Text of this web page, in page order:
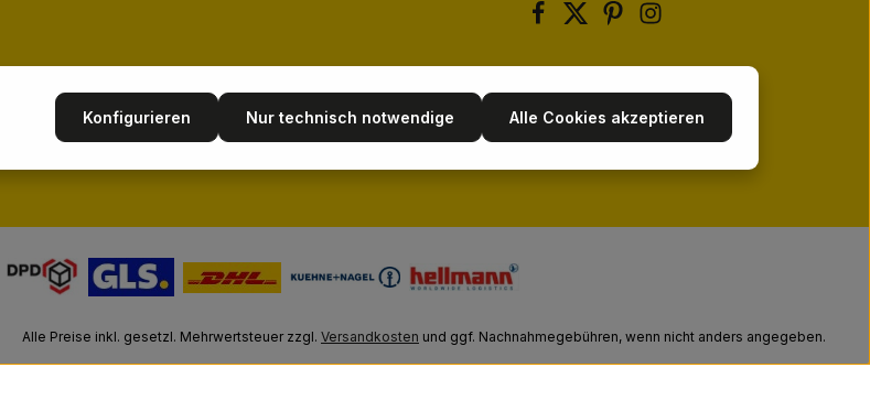
Alle Preise inkl. gesetzl. Mehrwertsteuer zzgl. Versandkosten und ggf. Nachnahmegebühren, wenn nicht anders angegeben.
Nur technisch notwendige
Konfigurieren Alle Cookies akzeptieren